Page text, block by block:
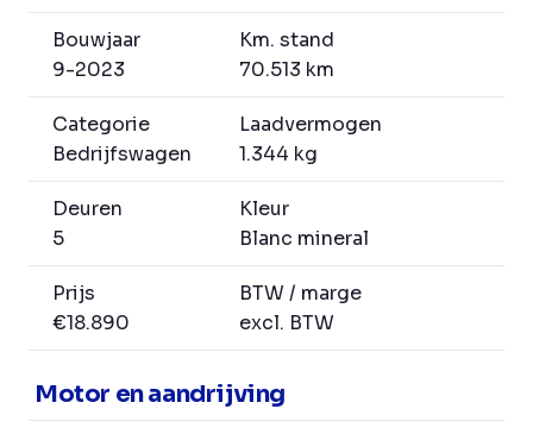
Bouwjaar
9-2023
Km. stand
70.513 km
Categorie
Bedrijfswagen
Laadvermogen
1.344 kg
Deuren
5
Kleur
Blanc mineral
Prijs
€18.890
BTW / marge
excl. BTW
Motor en aandrijving